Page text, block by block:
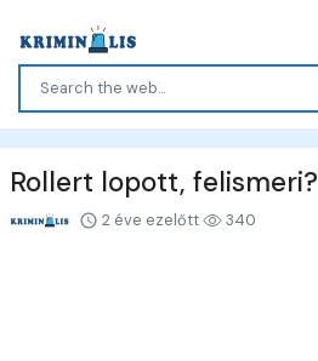
Rollert lopott, felismeri?
2 éve ezelőtt 340